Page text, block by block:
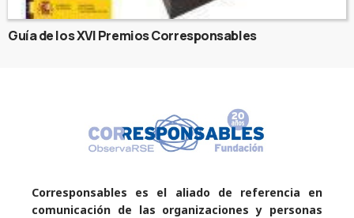
Guía de los XVI Premios Corresponsables
Corresponsables es el aliado de referencia en
comunicación de las organizaciones y personas